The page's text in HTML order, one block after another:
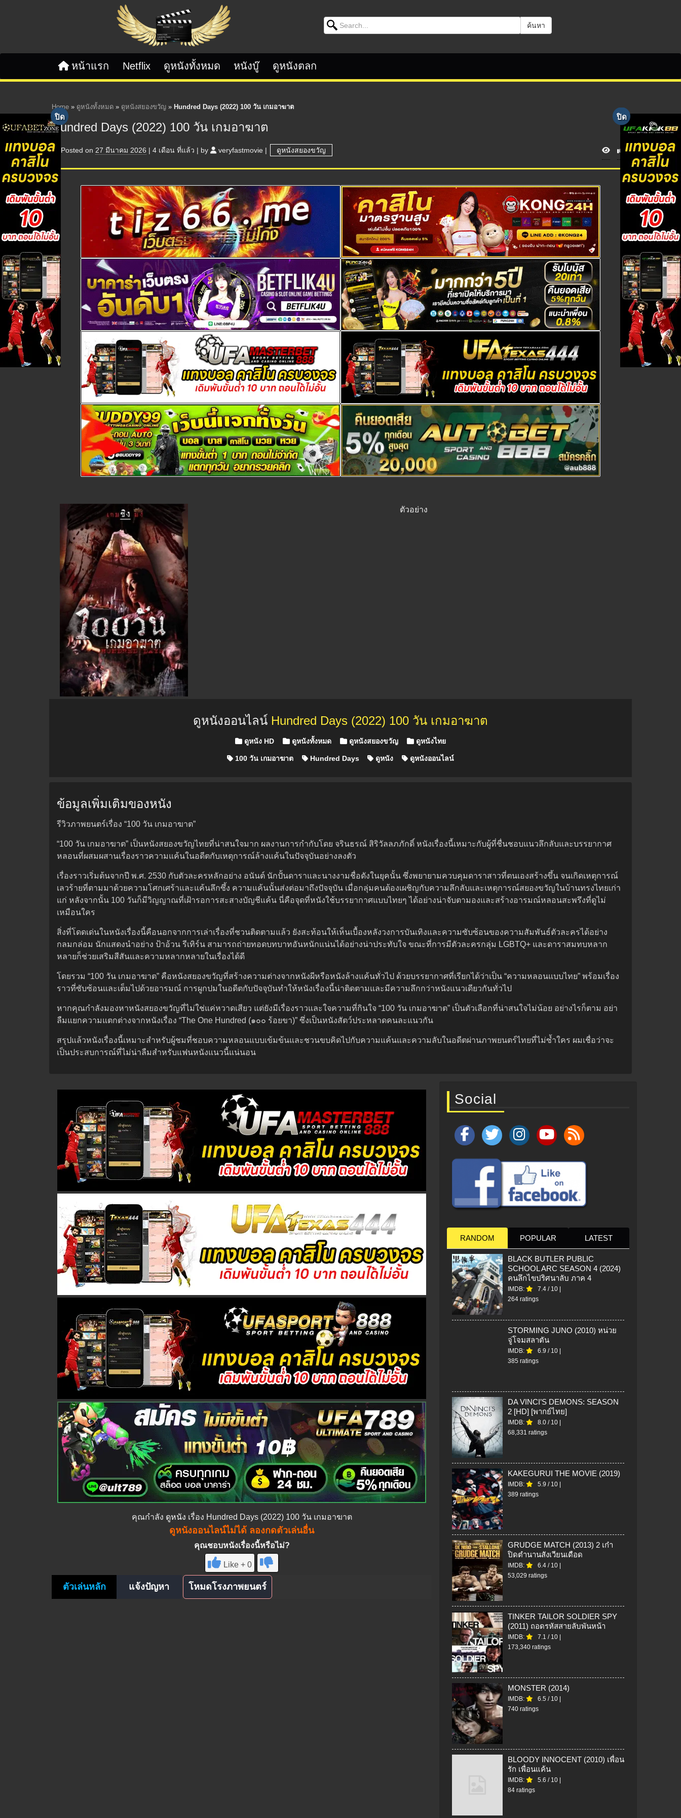
Search for: ค้นหา
หน้าแรก Netflix ดูหนังทั้งหมด หนังบู๊ ดูหนังตลก
Home » ดูหนังทั้งหมด » ดูหนังสยองขวัญ » Hundred Days (2022) 100 วัน เกมอาฆาต
Hundred Days (2022) 100 วัน เกมอาฆาต
Posted on 27 มีนาคม 2026 | 4 เดือน ที่แล้ว | by veryfastmovie | ดูหนังสยองขวัญ V
i
ตัวอย่าง
ดูหนังออนไลน์ Hundred Days (2022) 100 วัน เกมอาฆาต
Posted in
ดูหนัง HD ดูหนังทั้งหมด ดูหนังสยองขวัญ ดูหนังไทย
100 วัน เกมอาฆาต Hundred Days ดูหนัง ดูหนังออนไลน์
ข้อมูลเพิ่มเติมของหนัง
รีวิวภาพยนตร์เรื่อง “100 วัน เกมอาฆาต”
“100 วัน เกมอาฆาต” เป็นหนังสยองขวัญไทยที่น่าสนใจมาก ผลงานการกำกับโดย จรินธรณ์ สิริวัลลภภักดิ์ หนังเรื่องนี้เหมาะกับผู้ที่ชื่นชอบแนวลึกลับและบรรยากาศ
หลอนที่ผสมผสานเรื่องราวความแค้นในอดีตกับเหตุการณ์ล้างแค้นในปัจจุบันอย่างลงตัว
เรื่องราวเริ่มต้นจากปี พ.ศ. 2530 กับตัวละครหลักอย่าง อนันต์ นักปั้นดาราและนางงามชื่อดังในยุคนั้น ซึ่งพยายามควบคุมดาราสาวที่ตนเองสร้างขึ้น จนเกิดเหตุการณ์
เลวร้ายที่ตามมาด้วยความโศกเศร้าและแค้นลึกซึ้ง ความแค้นนั้นส่งต่อมาถึงปัจจุบัน เมื่อกลุ่มคนต้องเผชิญกับความลึกลับและเหตุการณ์สยองขวัญในบ้านทรงไทยเก่า
แก่ หลังจากนั้น 100 วันก็มีวิญญาณที่เฝ้ารอการสะสางบัญชีแค้น นี่คือจุดที่หนังใช้บรรยากาศแบบไทยๆ ได้อย่างน่าจับตามองและสร้างอารมณ์หลอนสะพรึงที่ดูไม่
เหมือนใคร
สิ่งที่โดดเด่นในหนังเรื่องนี้คือนอกจากการเล่าเรื่องที่ชวนติดตามแล้ว ยังสะท้อนให้เห็นเบื้องหลังวงการบันเทิงและความซับซ้อนของความสัมพันธ์ตัวละครได้อย่าง
กลมกล่อม นักแสดงนำอย่าง ป้าอ้วน รีเทิร์น สามารถถ่ายทอดบทบาทอันหนักแน่นได้อย่างน่าประทับใจ ขณะที่การมีตัวละครกลุ่ม LGBTQ+ และดาราสมทบหลาก
หลายก็ช่วยเสริมสีสันและความหลากหลายในเรื่องได้ดี
โดยรวม “100 วัน เกมอาฆาต” คือหนังสยองขวัญที่สร้างความต่างจากหนังผีหรือหนังล้างแค้นทั่วไป ด้วยบรรยากาศที่เรียกได้ว่าเป็น “ความหลอนแบบไทย” พร้อมเรื่อง
ราวที่ซับซ้อนและเต็มไปด้วยอารมณ์ การผูกปมในอดีตกับปัจจุบันทำให้หนังเรื่องนี้น่าติดตามและมีความลึกกว่าหนังแนวเดียวกันทั่วไป
หากคุณกำลังมองหาหนังสยองขวัญที่ไม่ใช่แค่หวาดเสียว แต่ยังมีเรื่องราวและใจความที่กินใจ “100 วัน เกมอาฆาต” เป็นตัวเลือกที่น่าสนใจไม่น้อย อย่างไรก็ตาม อย่า
ลืมแยกความแตกต่างจากหนังเรื่อง “The One Hundred (๑๐๐ ร้อยขา)” ซึ่งเป็นหนังสัตว์ประหลาดคนละแนวกัน
สรุปแล้วหนังเรื่องนี้เหมาะสำหรับผู้ชมที่ชอบความหลอนแบบเข้มข้นและชวนขบคิดไปกับความแค้นและความลับในอดีตผ่านภาพยนตร์ไทยที่ไม่ซ้ำใคร ผมเชื่อว่าจะ
เป็นประสบการณ์ที่ไม่น่าลืมสำหรับแฟนหนังแนวนี้แน่นอน
คุณกำลัง ดูหนัง เรื่อง Hundred Days (2022) 100 วัน เกมอาฆาต
ดูหนังออนไลน์ไม่ได้ ลองกดตัวเล่นอื่น
คุณชอบหนังเรื่องนี้หรือไม่?
Like + 0
ตัวเล่นหลัก แจ้งปัญหา โหมดโรงภาพยนตร์
Social
RANDOM POPULAR LATEST
BLACK BUTLER PUBLIC
SCHOOL ARC SEASON 4 (2024)
คนลึกไขปริศนาลับ ภาค 4
IMDB: 7.4 / 10
264 ratings
STORMING JUNO (2010) หน่วย
จู่โจมสลาตัน
IMDB: 6.9 / 10
385 ratings
DA VINCI’S DEMONS: SEASON
2 [HD] [พากย์ไทย]
IMDB: 8.0 / 10
68,331 ratings
KAKEGURUI THE MOVIE (2019)
IMDB: 5.9 / 10
389 ratings
GRUDGE MATCH (2013) 2 เก๋า
ปิดตำนานสังเวียนเดือด
IMDB: 6.4 / 10
53,029 ratings
TINKER TAILOR SOLDIER SPY
(2011) ถอดรหัสสายลับพันหน้า
IMDB: 7.1 / 10
173,340 ratings
MONSTER (2014)
IMDB: 6.5 / 10
740 ratings
BLOODY INNOCENT (2010) เพื่อน
รัก เพื่อนแค้น
IMDB: 5.6 / 10
84 ratings